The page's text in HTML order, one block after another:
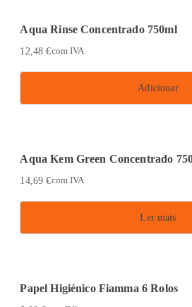
Aqua Rinse Concentrado 750ml
12,48€com IVA
Adicionar
Aqua Kem Green Concentrado
14,69€com IVA
Ler mais
Papel Higiénico Fiamma 6 Rolos